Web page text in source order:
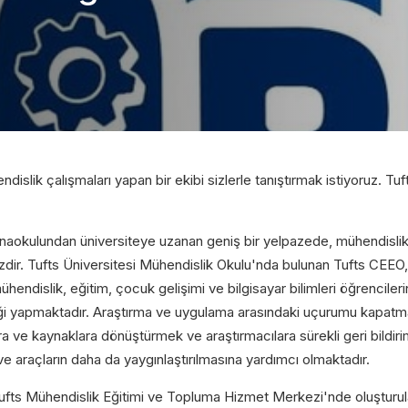
çalışmaları yapan bir ekibi sizlerle tanıştırmak istiyoruz.
üniversiteye uzanan geniş bir yelpazede,
Tufts Üniversitesi Mühendislik Okulu'nda bulunan Tufts
eğitim, çocuk gelişimi ve bilgisayar bilimleri
Araştırma ve uygulama arasındaki uçurumu
ve kaynaklara dönüştürmek ve araştırmacılara sürekli geri
daha da yaygınlaştırılmasına yardımcı olmaktadır.
Mühendislik Eğitimi ve Topluma Hizmet Merkezi'nde
Abone Ol
Soy İsim
Gelince Haber Ver
Soy İsim
Telefon
Taksit Seçenekleri